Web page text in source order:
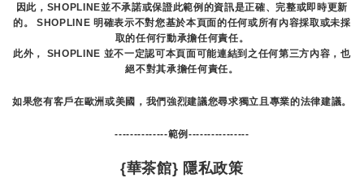
因此，SHOPLINE並不承諾或保證此範例的資訊是正確、完整或即時更新
的。 SHOPLINE 明確表示不對您基於本頁面的任何或所有內容採取或未採
取的任何行動承擔任何責任。
此外， SHOPLINE 並不一定認可本頁面可能連結到之任何第三方內容，也
絕不對其承擔任何責任。
如果您有客戶在歐洲或美國，我們強烈建議您尋求獨立且專業的法律建議。
--------------範例----------------
{華茶館} 隱私政策